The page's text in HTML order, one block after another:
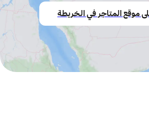
موقع المتاجر في الخريطة